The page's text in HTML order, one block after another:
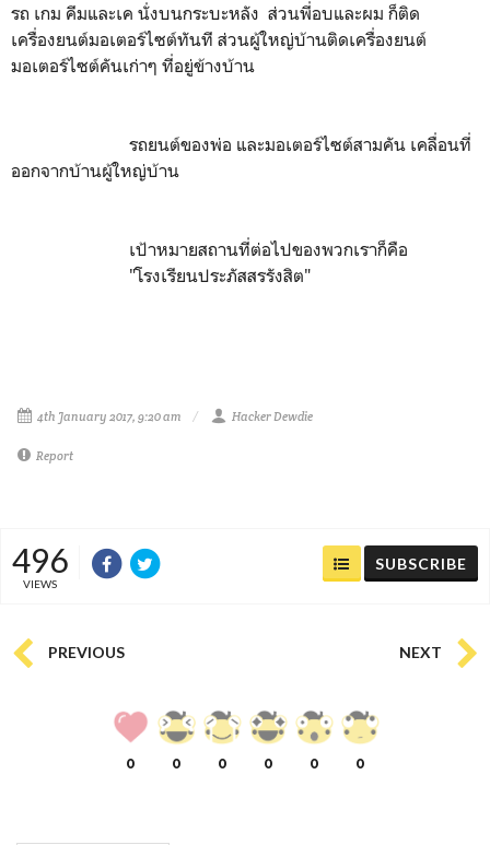
รถ เกม คีมและเค นั่งบนกระบะหลัง ส่วนพี่อบและผม ก็ติด
เครื่องยนต์มอเตอร์ไซต์ทันที ส่วนผู้ใหญ่บ้านติดเครื่องยนต์
มอเตอร์ไซต์คันเก่าๆ ที่อยู่ข้างบ้าน
รถยนต์ของพ่อ และมอเตอร์ไซต์สามคัน เคลื่อนที่
ออกจากบ้านผู้ใหญ่บ้าน
เป้าหมายสถานที่ต่อไปของพวกเราก็คือ
"โรงเรียนประภัสสรรังสิต"
4th January 2017, 9:20 am Hacker Dewdie
Report
496
VIEWS
SUBSCRIBE
PREVIOUS NEXT
0 0 0 0 0 0